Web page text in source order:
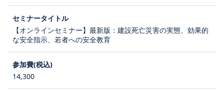
【オンラインセミナー】最新版：建設死亡災害の実態、効果的
な安全指示、若者への安全教育
14,300